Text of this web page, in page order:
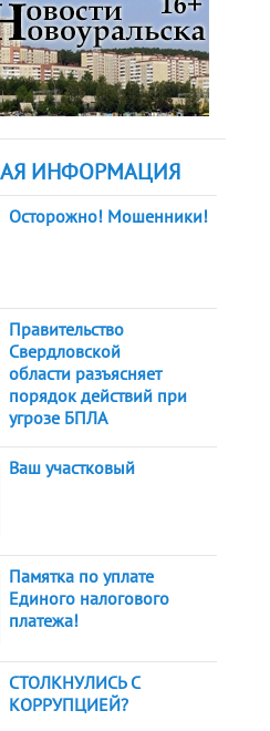
ИНФОРМАЦИЯ
Осторожно! Мошенники!
Правительство
Свердловской
области разъясняет
порядок действий при
угрозе БПЛА
Ваш участковый
Памятка по уплате
Единого налогового
платежа!
СТОЛКНУЛИСЬ С
КОРРУПЦИЕЙ?